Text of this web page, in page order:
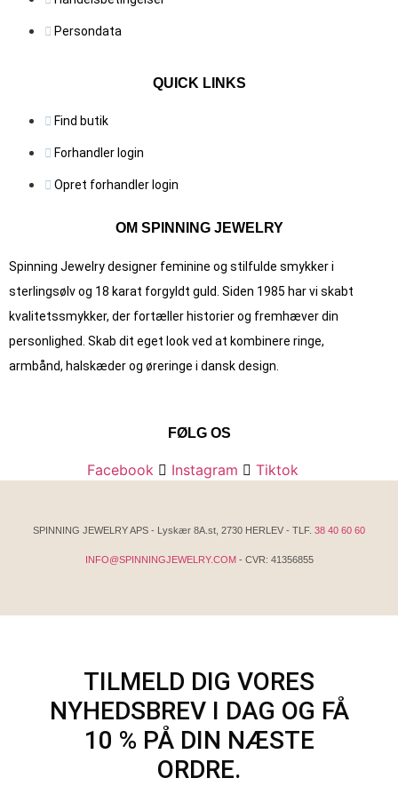
Persondata
QUICK LINKS
Find butik
Forhandler login
Opret forhandler login
OM SPINNING JEWELRY
Spinning Jewelry designer feminine og stilfulde smykker i
sterlingsølv og 18 karat forgyldt guld. Siden 1985 har vi skabt
kvalitets­smykker, der fortæller historier og fremhæver din
personlighed. Skab dit eget look ved at kombinere ringe,
armbånd, halskæder og øreringe i dansk design.
FØLG OS
Facebook Instagram Tiktok
SPINNING JEWELRY APS - Lyskær 8A.st, 2730 HERLEV - TLF. 38 40 60 60
INFO@SPINNINGJEWELRY.COM - CVR: 41356855
TILMELD DIG VORES
NYHEDSBREV I DAG OG FÅ
10 % PÅ DIN NÆSTE
ORDRE.